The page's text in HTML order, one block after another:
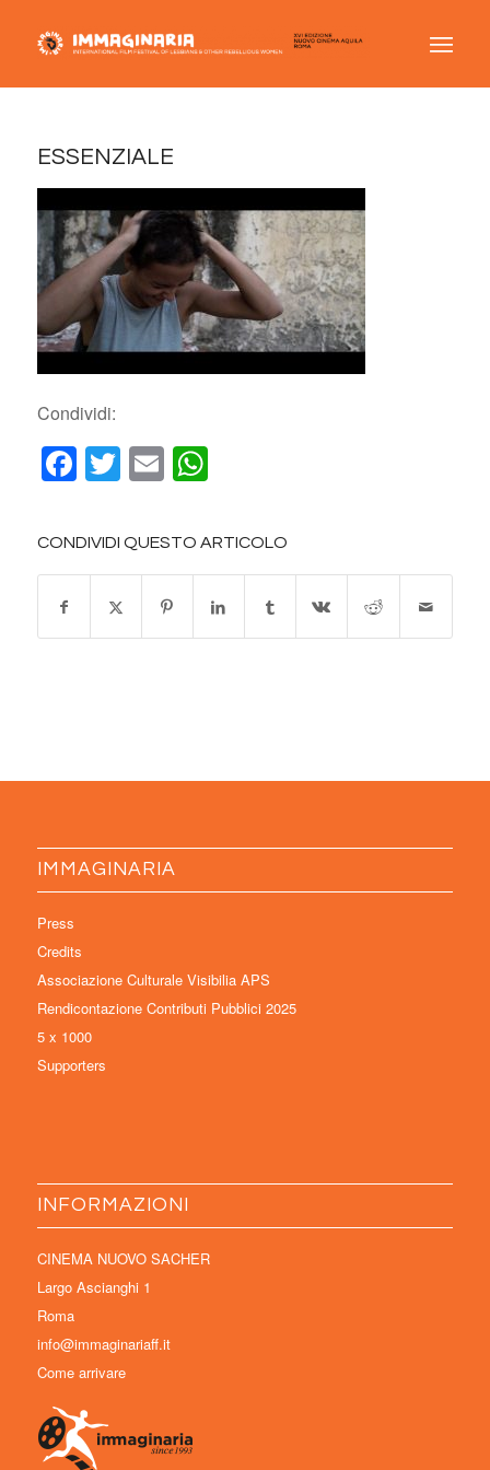
ESSENZIALE
Condividi:
Facebook
Twitter
EmailWhatsApp
CONDIVIDI QUESTO ARTICOLO
IMMAGINARIA
Press
Credits
Associazione Culturale Visibilia APS
Rendicontazione Contributi Pubblici 2025
5 x 1000
Supporters
INFORMAZIONI
CINEMA NUOVO SACHER
Largo Ascianghi 1
Roma
info@immaginariaff.it
Come arrivare